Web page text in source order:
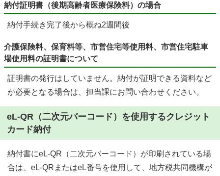
納付証明書（後期高齢者医療保険料）の場合
納付手続き完了後から概ね2週間後
介護保険料、保育料等、市営住宅等使用料、市営住宅駐車
場使用料の証明書について
証明書の発行はしていません。納付が証明できる資料など
が必要となる場合は、担当課にお問い合わせください。
eL-QR（二次元バーコード）を使用するクレジット
カード納付
納付書にeL-QR（二次元バーコード）が印刷されている場
合は、eL-QRまたはeL番号を使用して、地方税共同機構が